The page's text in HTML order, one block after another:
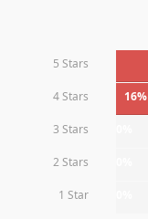
5 Stars
4 Stars 16%
3 Stars
2 Stars
1 Star